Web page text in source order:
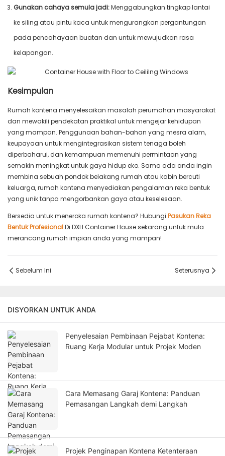
Gunakan cahaya semula jadi:Menggabungkan tingkap lantai
ke siling atau pintu kaca untuk mengurangkan pergantungan
pada pencahayaan buatan dan untuk mewujudkan rasa
kelapangan.
Kesimpulan
Rumah kontena menyelesaikan masalah perumahan masyarakat
dan mewakili pendekatan praktikal untuk mengejar kehidupan
yang mampan. Penggunaan bahan-bahan yang mesra alam,
keupayaan untuk mengintegrasikan sistem tenaga boleh
diperbaharui, dan kemampuan memenuhi permintaan yang
semakin meningkat untuk gaya hidup eko. Sama ada anda ingin
membina sebuah pondok belakang rumah atau kabin bercuti
keluarga, rumah kontena menyediakan pengalaman reka bentuk
yang unik tanpa mengorbankan gaya atau keselesaan.
Bersedia untuk meneroka rumah kontena? Hubungi Pasukan Reka
Bentuk ProfesionalDi DXH Container House sekarang untuk mula
merancang rumah impian anda yang mampan!
Sebelum Ini Seterusnya
DISYORKAN UNTUK ANDA
Penyelesaian Pembinaan Pejabat Kontena:
Ruang Kerja Modular untuk Projek Moden
Cara Memasang Garaj Kontena: Panduan
Pemasangan Langkah demi Langkah
Projek Penginapan Kontena Ketenteraan